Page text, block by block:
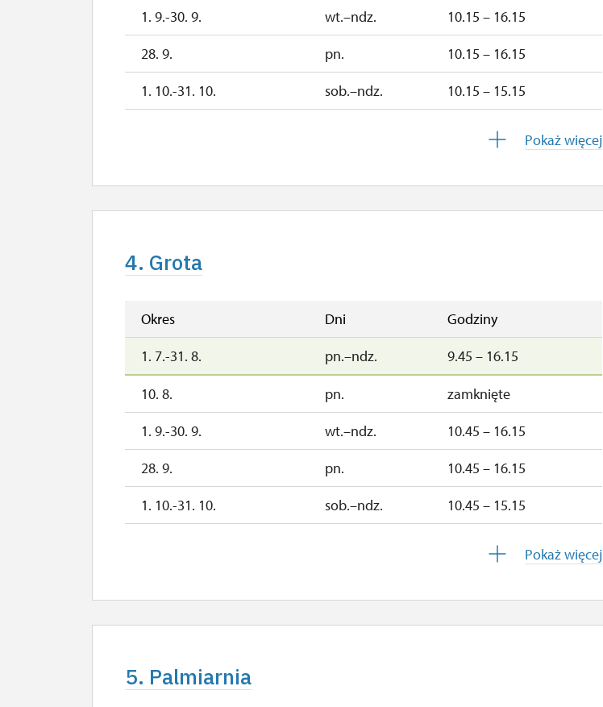
1. 9.-30. 9.
wt.–ndz.
10.15 – 16.15
28. 9.
pn.
10.15 – 16.15
1. 10.-31. 10.
sob.–ndz.
10.15 – 15.15
10.15 – 15.15
2027
1. 1.-2. 4.
Pokaż więcej
4. Grota
Okres Dni
Godziny
1. 7.-31. 8.
pn.–ndz. 9.45 – 16.15
10. 8. pn.
zamknięte
1. 9.-30. 9.
wt.–ndz.
10.45 – 16.15
28. 9.
pn.
10.45 – 16.15
1. 10.-31. 10.
sob.–ndz.
10.45 – 15.15
10.45 – 15.15
2027
1. 1.-31. 3.
Pokaż więcej
5. Palmiarnia